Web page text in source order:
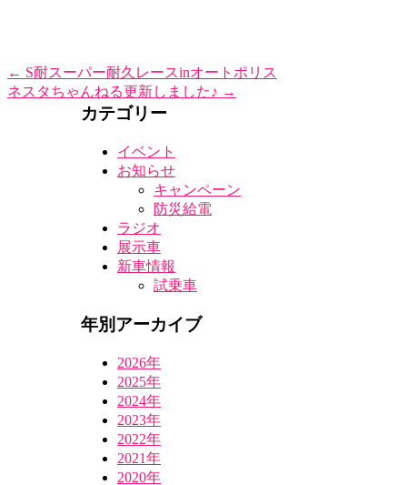
← S耐スーパー耐久レースinオートポリス
ネスタちゃんねる更新しました♪ →
カテゴリー
イベント
お知らせ
キャンペーン
防災給電
ラジオ
展示車
新車情報
試乗車
年別アーカイブ
2026年
2025年
2024年
2023年
2022年
2021年
2020年